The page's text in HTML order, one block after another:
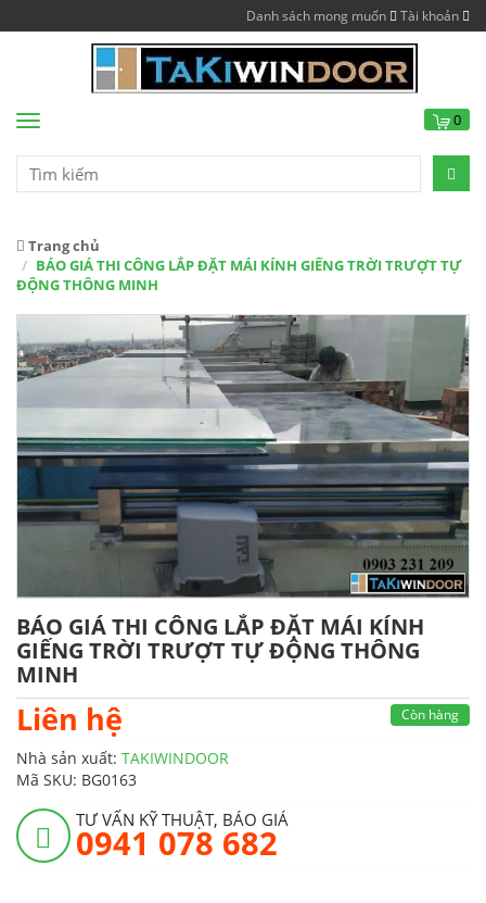
Danh sách mong muốn Tài khoản
Menu 0
Trang chủ
BÁO GIÁ THI CÔNG LẮP ĐẶT MÁI KÍNH GIẾNG TRỜI TRƯỢT TỰ
ĐỘNG THÔNG MINH
BÁO GIÁ THI CÔNG LẮP ĐẶT MÁI KÍNH
GIẾNG TRỜI TRƯỢT TỰ ĐỘNG THÔNG
MINH
Liên hệ Còn hàng
Nhà sản xuất: TAKIWINDOOR
Mã SKU: BG0163
TƯ VẤN KỸ THUẬT, BÁO GIÁ
0941 078 682